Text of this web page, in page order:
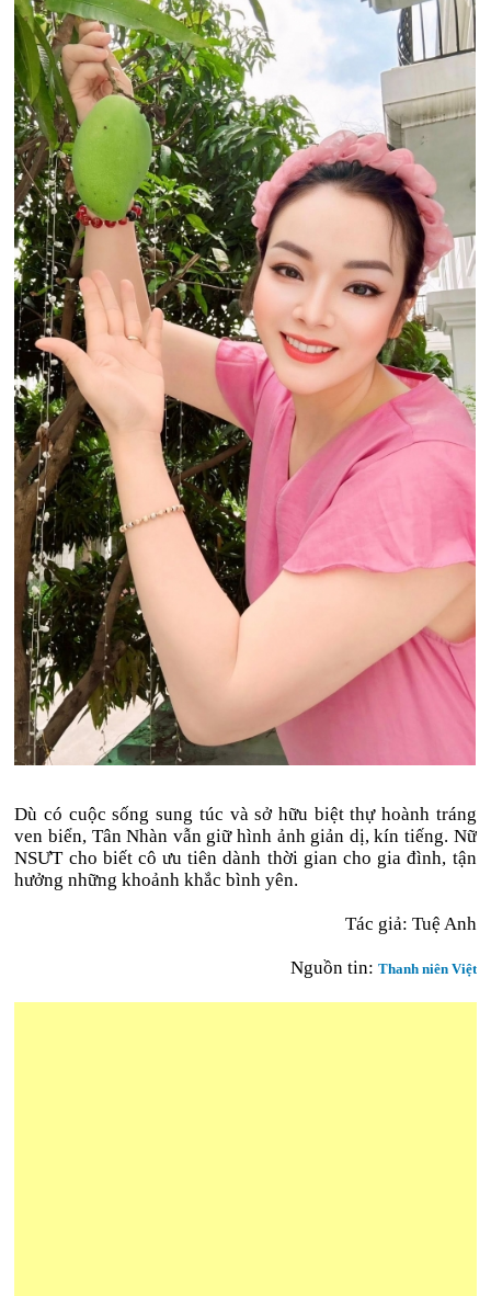
Dù có cuộc sống sung túc và sở hữu biệt thự hoành tráng
ven biển, Tân Nhàn vẫn giữ hình ảnh giản dị, kín tiếng. Nữ
NSƯT cho biết cô ưu tiên dành thời gian cho gia đình, tận
hưởng những khoảnh khắc bình yên.
Tác giả: Tuệ Anh
Nguồn tin: Thanh niên Việt